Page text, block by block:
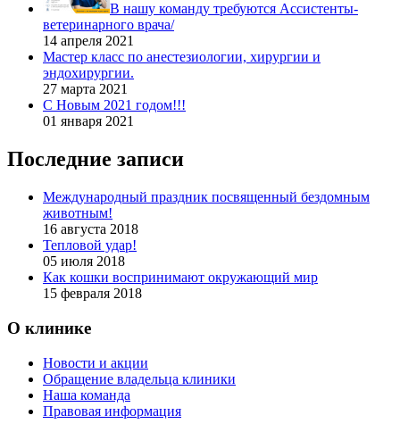
В нашу команду требуются Ассистенты-
ветеринарного врача/
14 апреля 2021
Мастер класс по анестезиологии, хирургии и
эндохирургии.
27 марта 2021
С Новым 2021 годом!!!
01 января 2021
Последние записи
Международный праздник посвященный бездомным
животным!
16 августа 2018
Тепловой удар!
05 июля 2018
Как кошки воспринимают окружающий мир
15 февраля 2018
О клинике
Новости и акции
Обращение владельца клиники
Наша команда
Правовая информация